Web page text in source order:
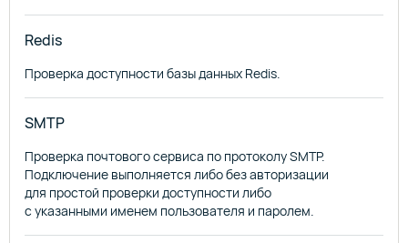
Redis
Проверка доступности базы данных Redis.
SMTP
Проверка почтового сервиса по протоколу SMTP.
Подключение выполняется либо без авторизации
для простой проверки доступности либо
с указанными именем пользователя и паролем.